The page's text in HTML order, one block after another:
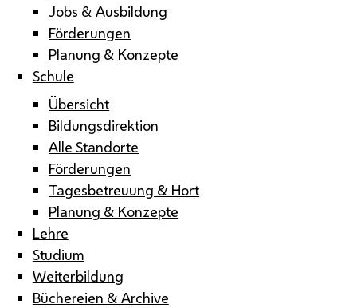
Jobs & Ausbildung
Förderungen
Planung & Konzepte
Schule
Übersicht
Bildungsdirektion
Alle Standorte
Förderungen
Tagesbetreuung & Hort
Planung & Konzepte
Lehre
Studium
Weiterbildung
Büchereien & Archive